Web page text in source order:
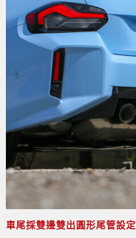
車尾採雙邊雙出圓形尾管設定